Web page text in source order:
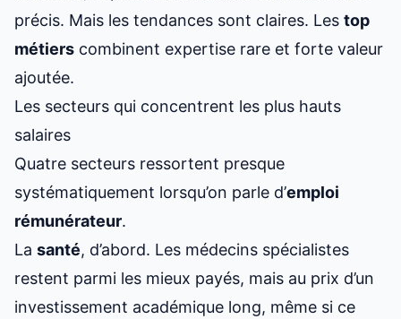
précis. Mais les tendances sont claires. Les top
métiers combinent expertise rare et forte valeur
ajoutée.
Les secteurs qui concentrent les plus hauts
salaires
Quatre secteurs ressortent presque
systématiquement lorsqu’on parle d’emploi
rémunérateur.
La santé, d’abord. Les médecins spécialistes
restent parmi les mieux payés, mais au prix d’un
investissement académique long, même si ce